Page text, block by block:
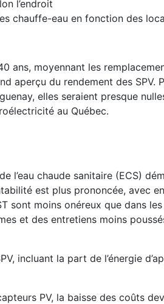
chauffe-eau en fonction des
ans, moyennant les
aperçu du rendement des SPV.
elles seraient presque
au Québec.
l’eau chaude sanitaire (ECS)
est plus prononcée, avec
sont moins onéreux que dans
et des entretiens moins
incluant la part de l’énergie
PV, la baisse des coûts